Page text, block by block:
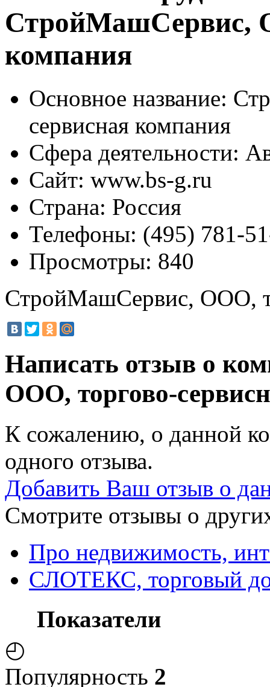
СтройМашСервис,
компания
Основное название:
сервисная компания
Сфера деятельности:
Сайт: www.bs-g.ru
Страна: Россия
Телефоны: (495) 781-
Просмотры: 840
СтройМашСервис, ООО,
Написать отзыв о
ООО, торгово-
К сожалению, о данной
одного отзыва.
Добавить Ваш отзыв о
Смотрите отзывы о
Про недвижимость,
СЛОТЕКС, торговый
Показатели
◴
Популярность 2